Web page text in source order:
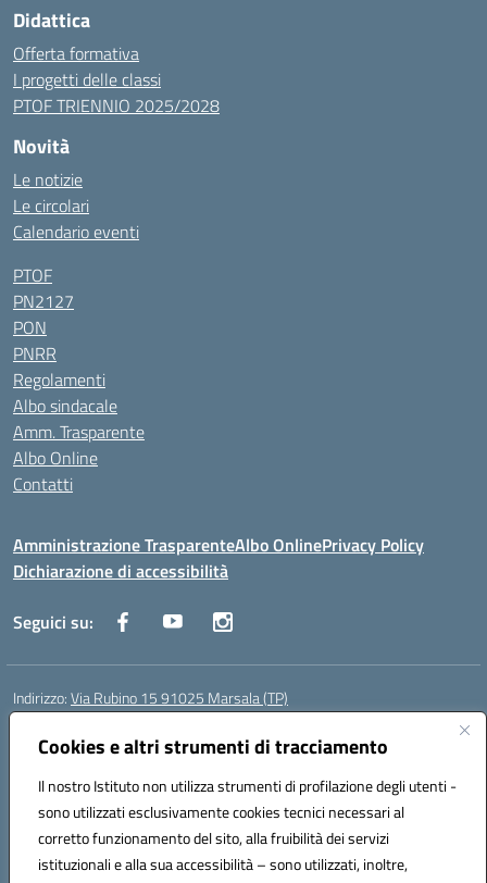
Cookies e altri strumenti di tracciamento
Il nostro Istituto non utilizza strumenti di profilazione degli utenti -
sono utilizzati esclusivamente cookies tecnici necessari al
corretto funzionamento del sito, alla fruibilità dei servizi
istituzionali e alla sua accessibilità – sono utilizzati, inoltre,
Didattica
Offerta formativa
I progetti delle classi
PTOF TRIENNIO 2025/2028
Novità
Le notizie
Le circolari
Calendario eventi
PTOF
PN2127
PON
PNRR
Regolamenti
Albo sindacale
Amm. Trasparente
Albo Online
Contatti
Amministrazione TrasparenteAlbo OnlinePrivacy Policy
Dichiarazione di accessibilità
Seguici su:
Indirizzo:Via Rubino 15 91025 Marsala (TP)
Centralino:
Posta elettronica certificata (PEC):TPIC83900G@pec.istruzione.it
Codice fiscale: 91032370818
Codice meccanografico:TPIC83900G
Codice Indice delle Pubbliche Amministrazioni (IPA): icggm
Codice unico di fatturazione (CUF): UFJKJ7